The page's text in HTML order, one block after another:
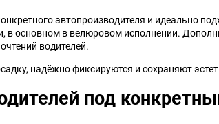
автопроизводителя и идеально
основном в велюровом исполнении.
водителей.
надёжно фиксируются и сохраняют
под